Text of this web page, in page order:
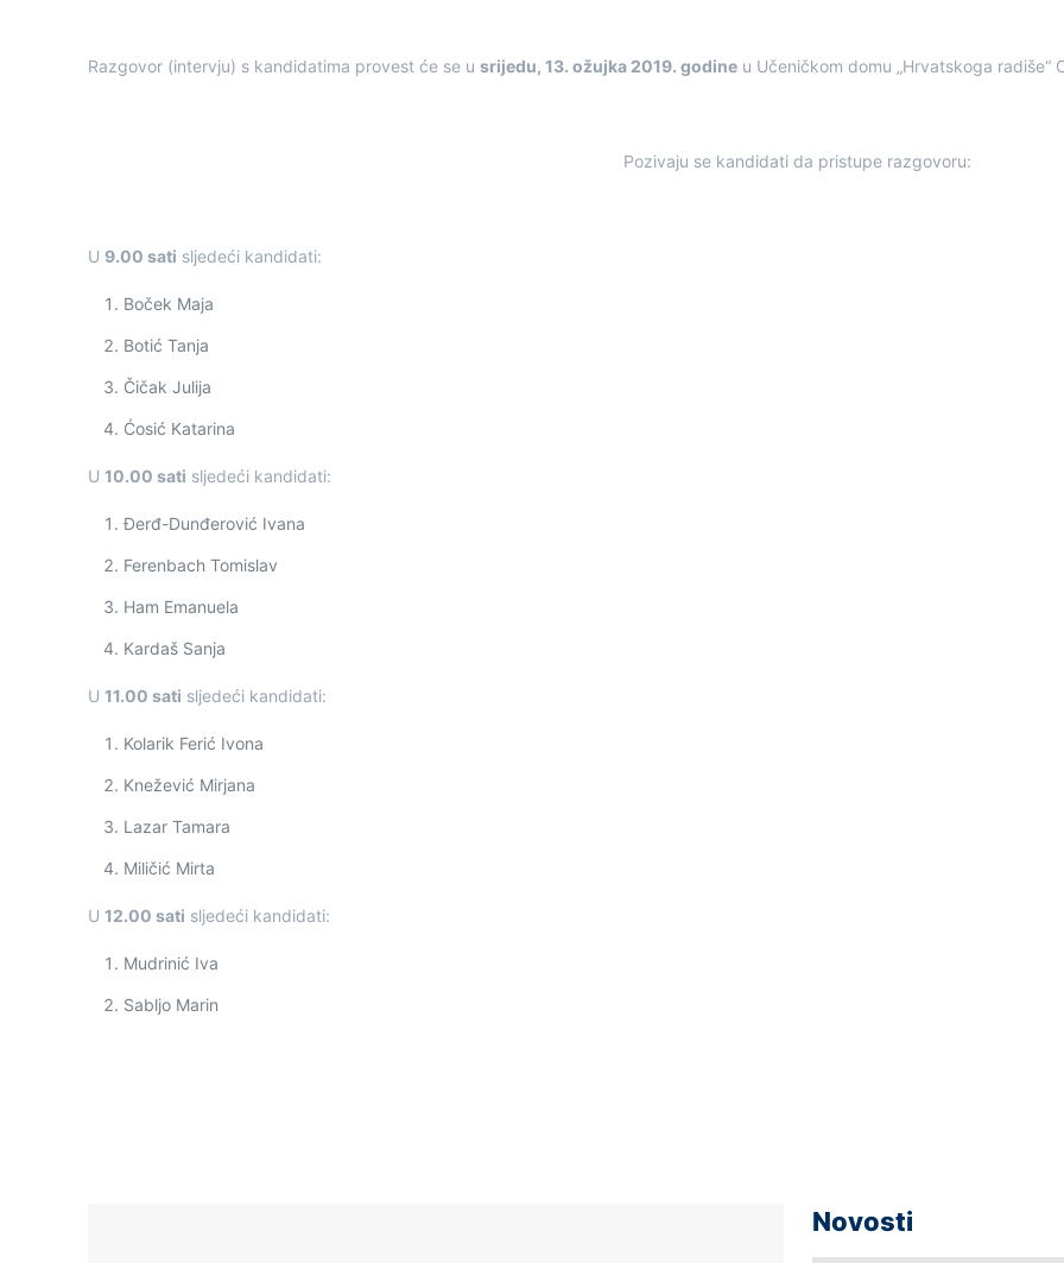
Razgovor (intervju) s kandidatima provest će se usrijedu, 13. ožujka 2019. godine u Učeničkom domu „Hrvatskoga radiše“
Pozivaju se kandidati da pristupe razgovoru:
U9.00 sati sljedeći kandidati:
Boček Maja
Botić Tanja
Čičak Julija
Ćosić Katarina
U10.00 sati sljedeći kandidati:
Đerđ-Dunđerović Ivana
Ferenbach Tomislav
Ham Emanuela
Kardaš Sanja
U11.00 sati sljedeći kandidati:
Kolarik Ferić Ivona
Knežević Mirjana
Lazar Tamara
Miličić Mirta
U12.00 sati sljedeći kandidati:
Mudrinić Iva
Sabljo Marin
Novosti